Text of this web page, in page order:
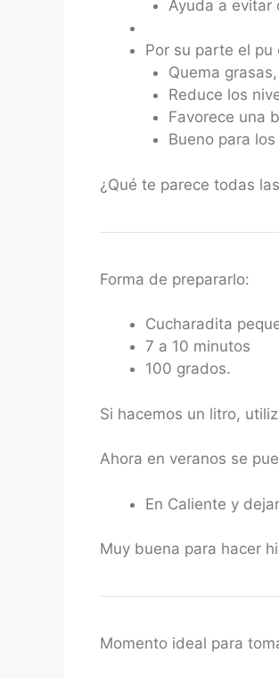
Ayuda a evitar
Por su parte el pu
Quema
Reduce los
Favorece una
Bueno para
¿Qué te parece todas
Forma de prepararlo:
Cucharadita
7 a 10 minutos
100 grados.
Si hacemos un litro,
Ahora en veranos se
En Caliente y
Muy buena para hacer
Momento ideal para